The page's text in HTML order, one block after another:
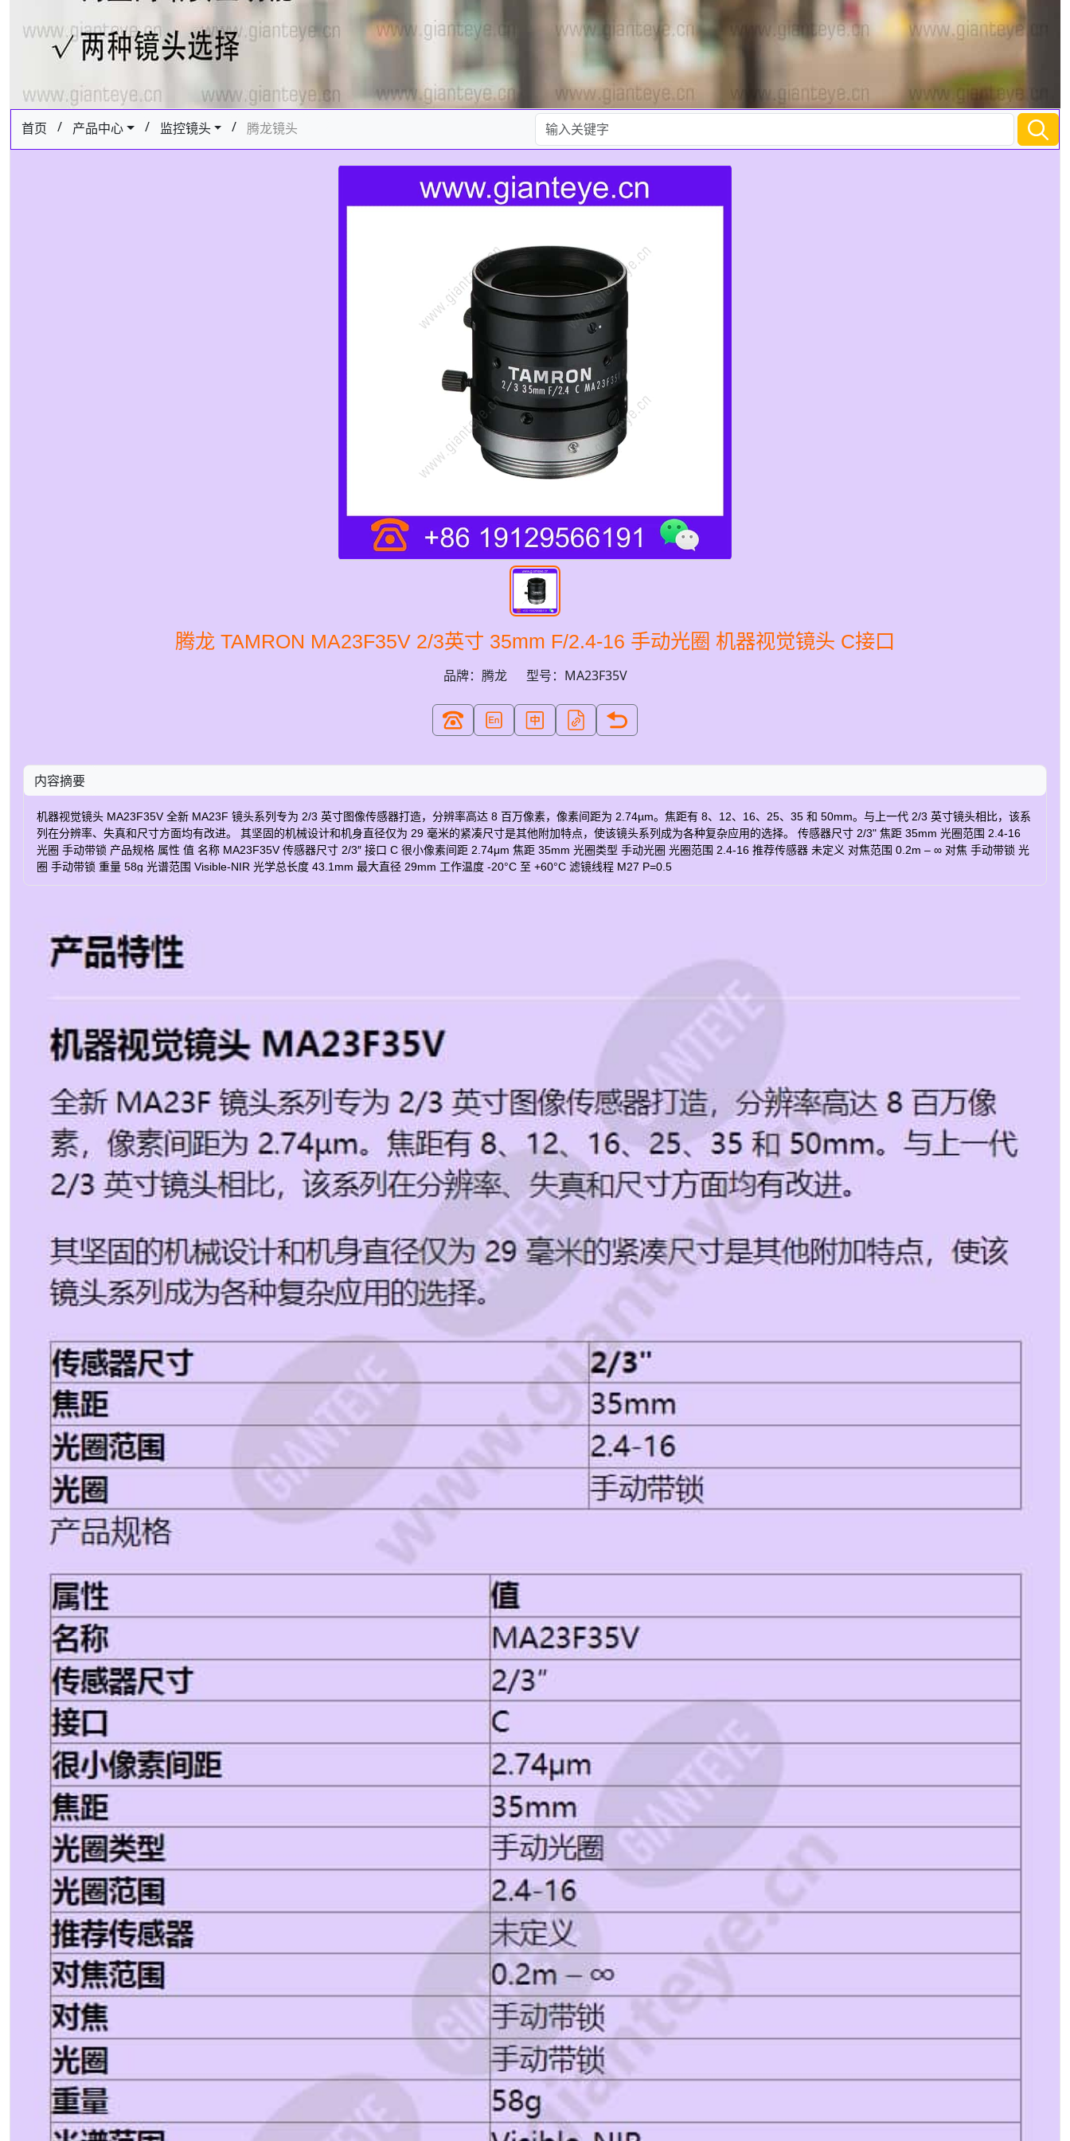
首页 / 产品中心 / 监控镜头 / 腾龙镜头
腾龙 TAMRON MA23F35V 2/3英寸 35mm F/2.4-16 手动光圈 机器视觉镜头 C接口
品牌：腾龙 型号：MA23F35V
内容摘要
机器视觉镜头 MA23F35V 全新 MA23F 镜头系列专为 2/3 英寸图像传感器打造，分辨率高达 8 百万像素，像素间距为 2.74µm。焦距有 8、12、16、25、35 和 50mm。与上一代 2/3 英寸镜头相比，该系
列在分辨率、失真和尺寸方面均有改进。 其坚固的机械设计和机身直径仅为 29 毫米的紧凑尺寸是其他附加特点，使该镜头系列成为各种复杂应用的选择。 传感器尺寸 2/3" 焦距 35mm 光圈范围 2.4-16
光圈 手动带锁 产品规格 属性 值 名称 MA23F35V 传感器尺寸 2/3″ 接口 C 很小像素间距 2.74μm 焦距 35mm 光圈类型 手动光圈 光圈范围 2.4-16 推荐传感器 未定义 对焦范围 0.2m – ∞ 对焦 手动带锁 光
圈 手动带锁 重量 58g 光谱范围 Visible-NIR 光学总长度 43.1mm 最大直径 29mm 工作温度 -20°C 至 +60°C 滤镜线程 M27 P=0.5